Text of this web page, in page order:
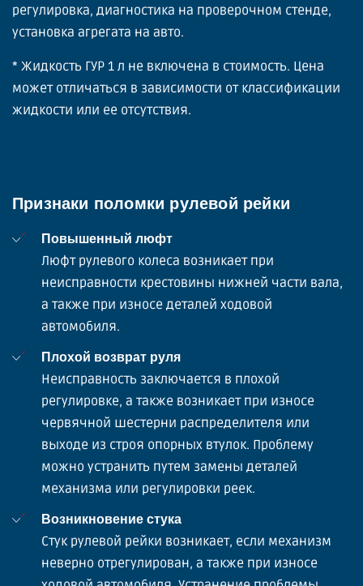
регулировка, диагностика на проверочном стенде,
установка агрегата на авто.
* Жидкость ГУР 1 л не включена в стоимость. Цена
может отличаться в зависимости от классификации
жидкости или ее отсутствия.
Признаки поломки рулевой рейки
Повышенный люфт
Люфт рулевого колеса возникает при
неисправности крестовины нижней части вала,
а также при износе деталей ходовой
автомобиля.
Плохой возврат руля
Неисправность заключается в плохой
регулировке, а также возникает при износе
червячной шестерни распределителя или
выходе из строя опорных втулок. Проблему
можно устранить путем замены деталей
механизма или регулировки реек.
Возникновение стука
Стук рулевой рейки возникает, если механизм
неверно отрегулирован, а также при износе